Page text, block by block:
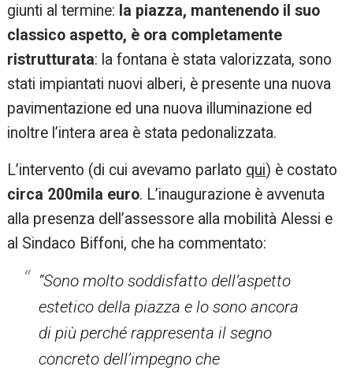
giunti al termine: la piazza, mantenendo il suo
classico aspetto, è ora completamente
ristrutturata: la fontana è stata valorizzata, sono
stati impiantati nuovi alberi, è presente una nuova
pavimentazione ed una nuova illuminazione ed
inoltre l’intera area è stata pedonalizzata.
L’intervento (di cui avevamo parlato qui) è costato
circa 200mila euro. L’inaugurazione è avvenuta
alla presenza dell’assessore alla mobilità Alessi e
al Sindaco Biffoni, che ha commentato:
“Sono molto soddisfatto dell’aspetto
estetico della piazza e lo sono ancora
di più perché rappresenta il segno
concreto dell’impegno che